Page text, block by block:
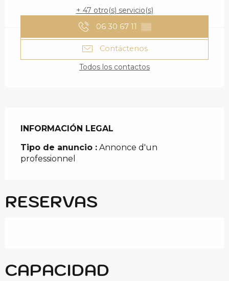
+ 47 otro(s) servicio(s)
06 30 67 11 ▒▒
Contáctenos
Todos los contactos
INFORMACIÓN LEGAL
INFORMACIÓN LEGAL
Tipo de anuncio : Annonce d'un
professionnel
RESERVAS
CAPACIDAD